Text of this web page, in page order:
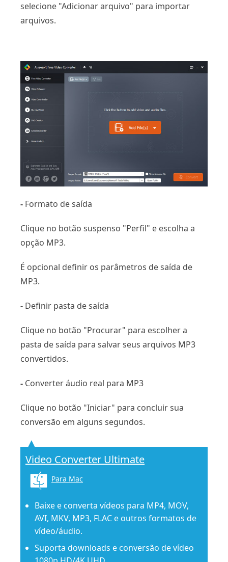
selecione "Adicionar arquivo" para importar
arquivos.
- Formato de saída
Clique no botão suspenso "Perfil" e escolha a
opção MP3.
É opcional definir os parâmetros de saída de
MP3.
- Definir pasta de saída
Clique no botão "Procurar" para escolher a
pasta de saída para salvar seus arquivos MP3
convertidos.
- Converter áudio real para MP3
Clique no botão "Iniciar" para concluir sua
conversão em alguns segundos.
Video Converter Ultimate
Para Mac
Baixe e converta vídeos para MP4, MOV,
AVI, MKV, MP3, FLAC e outros formatos de
vídeo/áudio.
Suporta downloads e conversão de vídeo